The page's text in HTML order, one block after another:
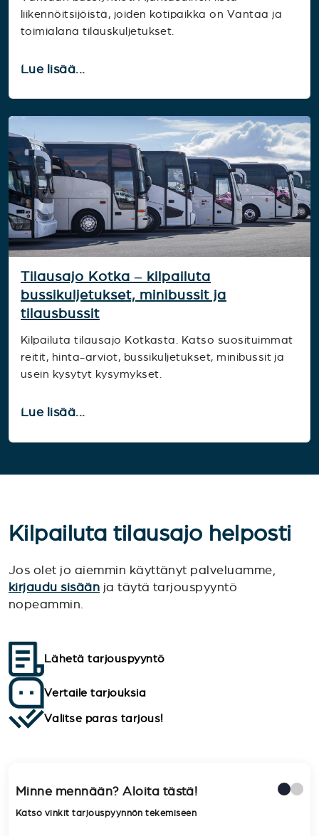
liikennöitsijöistä, joiden kotipaikka on Vantaa ja
toimialana tilauskuljetukset.
Lue lisää...
Tilausajo Kotka – kilpailuta
bussikuljetukset, minibussit ja
tilausbussit
Kilpailuta tilausajo Kotkasta. Katso suosituimmat
reitit, hinta-arviot, bussikuljetukset, minibussit ja
usein kysytyt kysymykset.
Lue lisää...
Kilpailuta tilausajo helposti
Jos olet jo aiemmin käyttänyt palveluamme,
kirjaudu sisään ja täytä tarjouspyyntö
nopeammin.
Lähetä tarjouspyyntö
Vertaile tarjouksia
Valitse paras tarjous!
Minne mennään? Aloita tästä!
Katso vinkit tarjouspyynnön tekemiseen